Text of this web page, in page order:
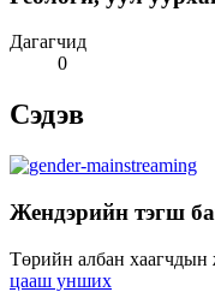
Дагагчид
0
Сэдэв
Жендэрийн тэгш
Төрийн албан хаагчдын
цааш унших